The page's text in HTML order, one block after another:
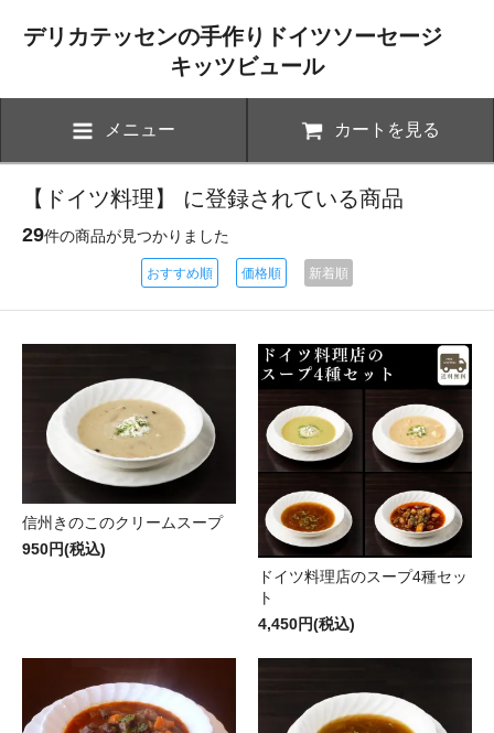
デリカテッセンの手作りドイツソーセージ
キッツビュール
メニュー カートを見る
【ドイツ料理】 に登録されている商品
29件の商品が見つかりました
おすすめ順 価格順 新着順
信州きのこのクリームスープ
950円(税込)
ドイツ料理店のスープ4種セッ
ト
4,450円(税込)